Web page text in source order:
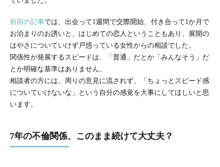
前回の記事では、出会って1週間で交際開始、付き合って1か月で
お泊まりのお誘いと、はじめての恋人ということもあり、展開の
はやさについていけず戸惑っている女性からの相談でした。
関係性が発展するスピードは、「普通」だとか「みんなそう」だ
とか明確な基準はありません。
相談者の方には、周りの意見に流されず、「ちょっとスピード感
についていけないな」という自分の感覚を大事にしてほしいと思
います。
7年の不倫関係、このまま続けて大丈夫？